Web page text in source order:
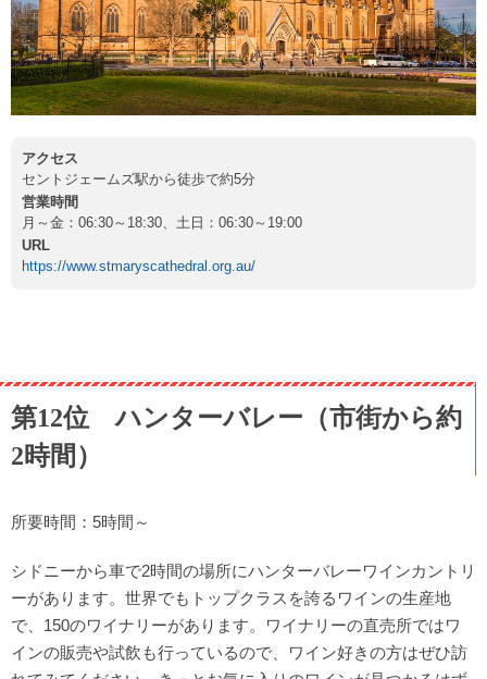
アクセス
セントジェームズ駅から徒歩で約5分
営業時間
月～金：06:30～18:30、土日：06:30～19:00
URL
https://www.stmaryscathedral.org.au/
第12位 ハンターバレー（市街から約
2時間）
所要時間：5時間～
シドニーから車で2時間の場所にハンターバレーワインカントリ
ーがあります。世界でもトップクラスを誇るワインの生産地
で、150のワイナリーがあります。ワイナリーの直売所ではワ
インの販売や試飲も行っているので、ワイン好きの方はぜひ訪